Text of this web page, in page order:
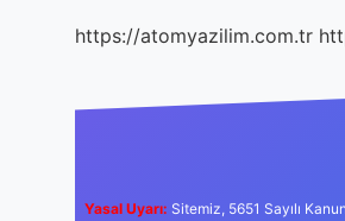
https://atomyazilim.com.tr
Yasal Uyarı: Sitemiz, 5651 Sayılı